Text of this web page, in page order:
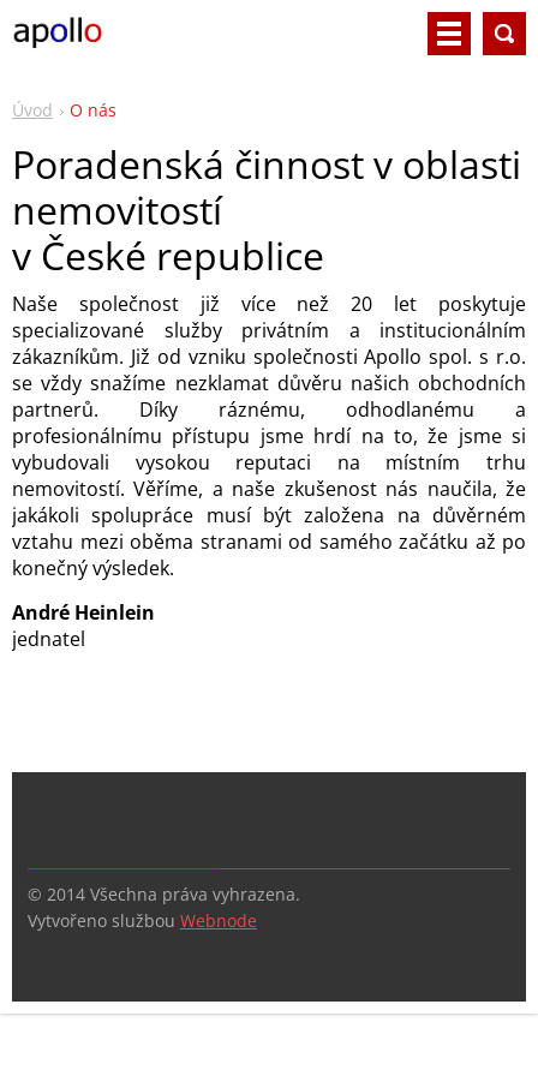
Úvod O nás
Poradenská činnost v oblasti
nemovitostí
v České republice
Naše společnost již více než 20 let poskytuje
specializované služby privátním a institucionálním
zákazníkům. Již od vzniku společnosti Apollo spol. s r.o.
se vždy snažíme nezklamat důvěru našich obchodních
partnerů. Díky ráznému, odhodlanému a
profesionálnímu přístupu jsme hrdí na to, že jsme si
vybudovali vysokou reputaci na místním trhu
nemovitostí. Věříme, a naše zkušenost nás naučila, že
jakákoli spolupráce musí být založena na důvěrném
vztahu mezi oběma stranami od samého začátku až po
konečný výsledek.
André Heinlein
jednatel
© 2014 Všechna práva vyhrazena.
Vytvořeno službou Webnode